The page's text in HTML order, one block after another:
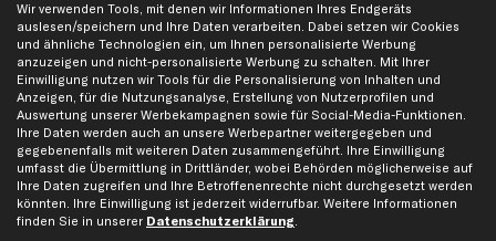
Audi Ersatzteile
BMW Ersatzteile
Ford Ersatzteile
Mercedes-Benz Ersatzteile
Opel Ersatzteile
Peugeot Ersatzteile
Renault Ersatzteile
Seat Ersatzteile
Wir verwenden Tools, mit denen wir Informationen Ihres Endgeräts
auslesen/speichern und Ihre Daten verarbeiten. Dabei setzen wir Cookies
und ähnliche Technologien ein, um Ihnen personalisierte Werbung
anzuzeigen und nicht-personalisierte Werbung zu schalten. Mit Ihrer
Einwilligung nutzen wir Tools für die Personalisierung von Inhalten und
Anzeigen, für die Nutzungsanalyse, Erstellung von Nutzerprofilen und
Auswertung unserer Werbekampagnen sowie für Social-Media-Funktionen.
Ihre Daten werden auch an unsere Werbepartner weitergegeben und
gegebenenfalls mit weiteren Daten zusammengeführt. Ihre Einwilligung
umfasst die Übermittlung in Drittländer, wobei Behörden möglicherweise auf
Ihre Daten zugreifen und Ihre Betroffenenrechte nicht durchgesetzt werden
könnten. Ihre Einwilligung ist jederzeit widerrufbar. Weitere Informationen
finden Sie in unserer Datenschutzerklärung.